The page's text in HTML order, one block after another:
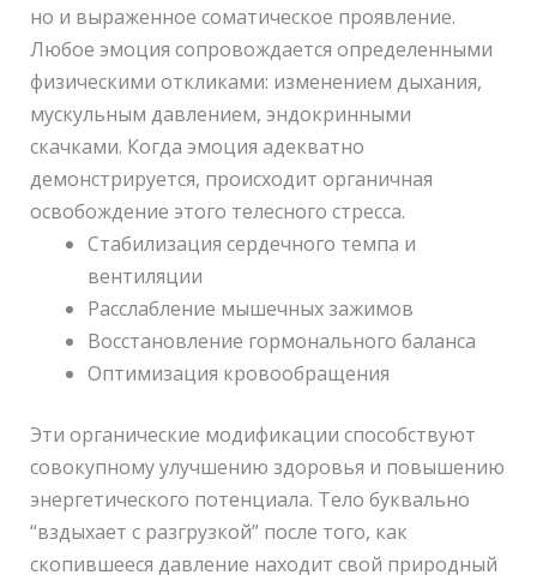
но и выраженное соматическое проявление.
Любое эмоция сопровождается определенными
физическими откликами: изменением дыхания,
мускульным давлением, эндокринными
скачками. Когда эмоция адекватно
демонстрируется, происходит органичная
освобождение этого телесного стресса.
Стабилизация сердечного темпа и
вентиляции
Расслабление мышечных зажимов
Восстановление гормонального баланса
Оптимизация кровообращения
Эти органические модификации способствуют
совокупному улучшению здоровья и повышению
энергетического потенциала. Тело буквально
“вздыхает с разгрузкой” после того, как
скопившееся давление находит свой природный